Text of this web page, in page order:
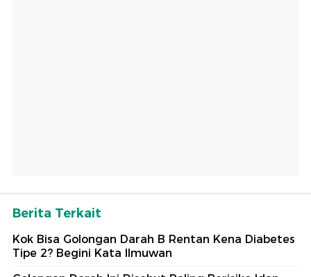
Berita Terkait
Kok Bisa Golongan Darah B Rentan Kena Diabetes
Tipe 2? Begini Kata Ilmuwan